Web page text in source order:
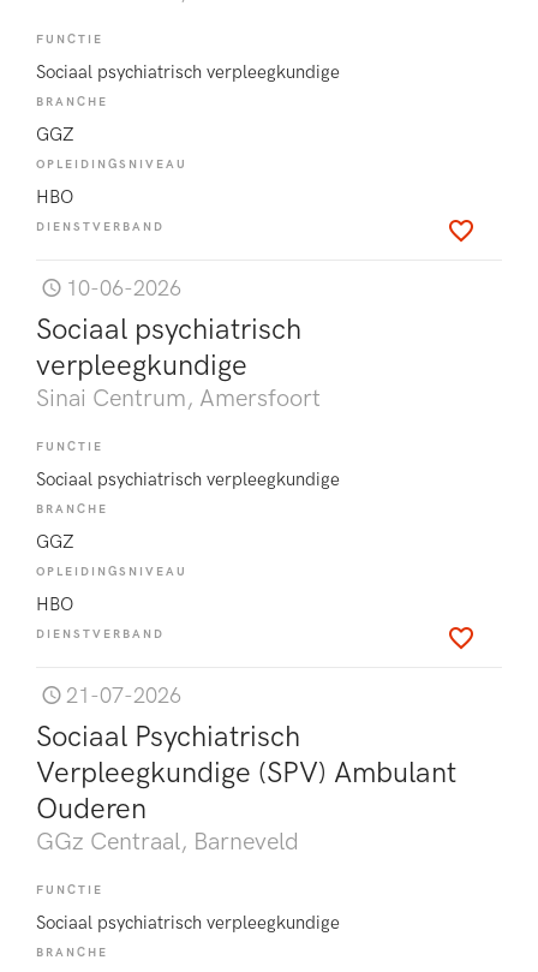
FUNCTIE
Sociaal psychiatrisch verpleegkundige
BRANCHE
GGZ
OPLEIDINGSNIVEAU
HBO
DIENSTVERBAND
10-06-2026
Sociaal psychiatrisch
verpleegkundige
Sinai Centrum, Amersfoort
FUNCTIE
Sociaal psychiatrisch verpleegkundige
BRANCHE
GGZ
OPLEIDINGSNIVEAU
HBO
DIENSTVERBAND
21-07-2026
Sociaal Psychiatrisch
Verpleegkundige (SPV) Ambulant
Ouderen
GGz Centraal, Barneveld
FUNCTIE
Sociaal psychiatrisch verpleegkundige
BRANCHE